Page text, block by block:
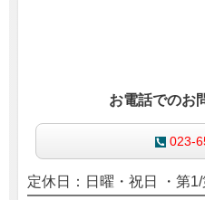
お電話でのお
023-
定休日：日曜・祝日 ・第